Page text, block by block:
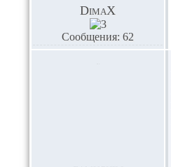
DimaX
Сообщения: 62